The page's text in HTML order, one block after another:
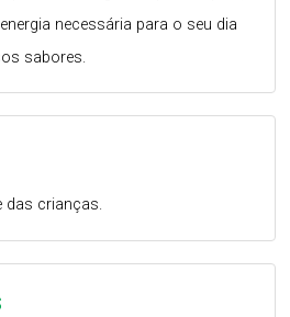
das crianças.
necessária para o seu dia
sabores.